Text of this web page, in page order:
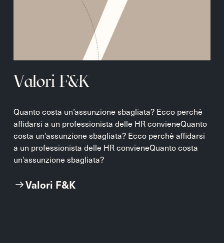
Valori F&K
Quanto costa un’assunzione sbagliata? Ecco perchè
affidarsi a un professionista delle HR convieneQuanto
costa un’assunzione sbagliata? Ecco perchè affidarsi
a un professionista delle HR convieneQuanto costa
un’assunzione sbagliata?
Valori F&K